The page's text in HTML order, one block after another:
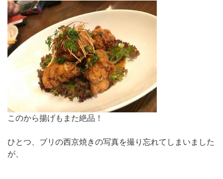
このから揚げもまた絶品！
ひとつ、ブリの西京焼きの写真を撮り忘れてしまいました
が、